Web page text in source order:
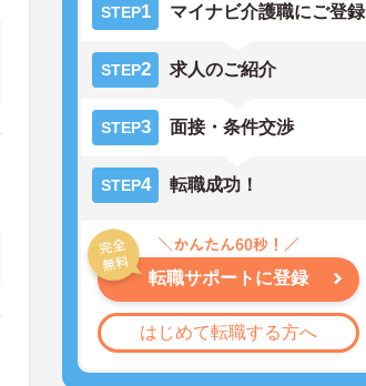
STEP1 マイナビ介護職にご登録
STEP2 求人のご紹介
STEP3 面接・条件交渉
STEP4 転職成功！
転職サポートに登録
はじめて転職する方へ